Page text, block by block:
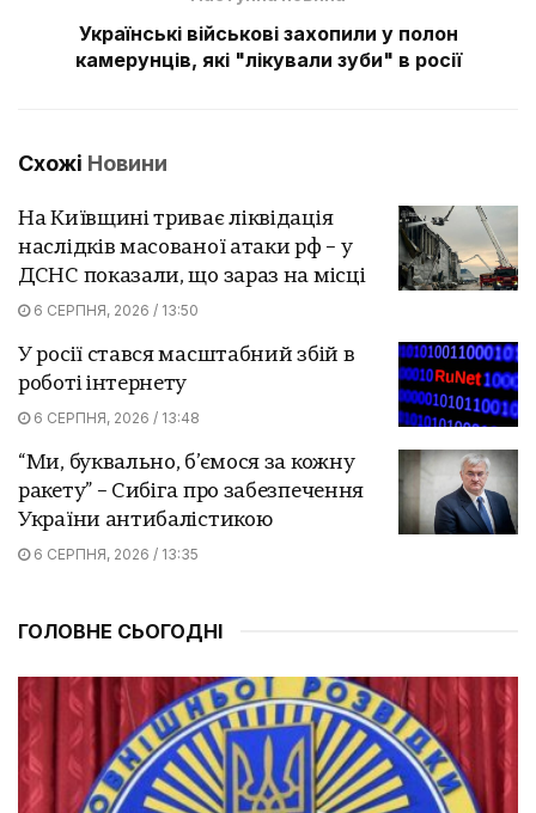
Українські військові захопили у полон
камерунців, які "лікували зуби" в росії
Схожі Новини
На Київщині триває ліквідація
наслідків масованої атаки рф – у
ДСНС показали, що зараз на місці
6 СЕРПНЯ, 2026 / 13:50
У росії стався масштабний збій в
роботі інтернету
6 СЕРПНЯ, 2026 / 13:48
“Ми, буквально, б’ємося за кожну
ракету” – Сибіга про забезпечення
України антибалістикою
6 СЕРПНЯ, 2026 / 13:35
ГОЛОВНЕ СЬОГОДНІ